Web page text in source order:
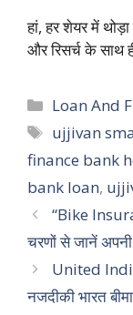
हां, हर शेयर में
और रिसर्च के साथ
Categories
Loan And
Tags
ujjivan
finance bank
bank loan,
“Bike
चरणों से जानें
United
नजदीकी भारत